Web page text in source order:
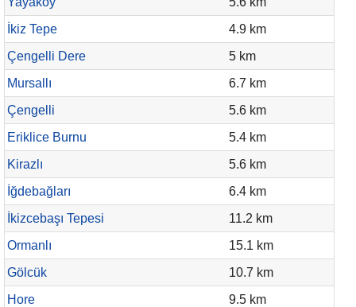
İkiz Tepe
4.9 km
Çengelli Dere
5 km
Mursallı
6.7 km
Çengelli
5.6 km
Eriklice Burnu
5.4 km
Kirazlı
5.6 km
İğdebağları
6.4 km
İkizcebaşı Tepesi
11.2 km
Ormanlı
15.1 km
Gölcük
10.7 km
Hore
9.5 km